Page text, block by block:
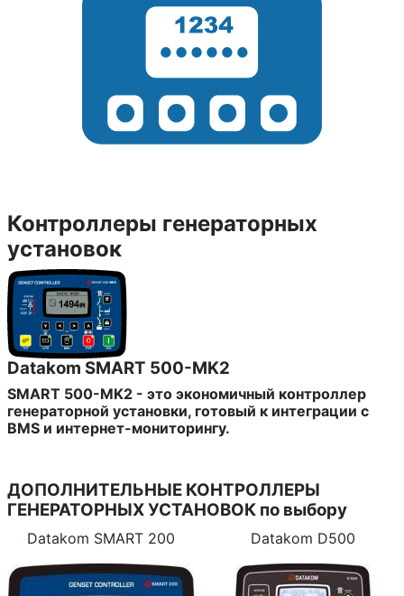
Контроллеры генераторных
установок
Datakom SMART 500-MK2
SMART 500-MK2 - это экономичный контроллер
генераторной установки, готовый к интеграции с
BMS и интернет-мониторингу.
ДОПОЛНИТЕЛЬНЫЕ КОНТРОЛЛЕРЫ
ГЕНЕРАТОРНЫХ УСТАНОВОК по выбору
Datakom SMART 200 Datakom D500